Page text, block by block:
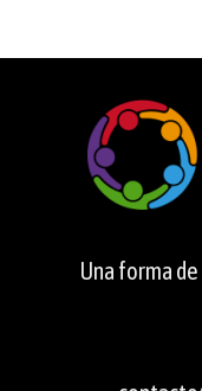
Una forma